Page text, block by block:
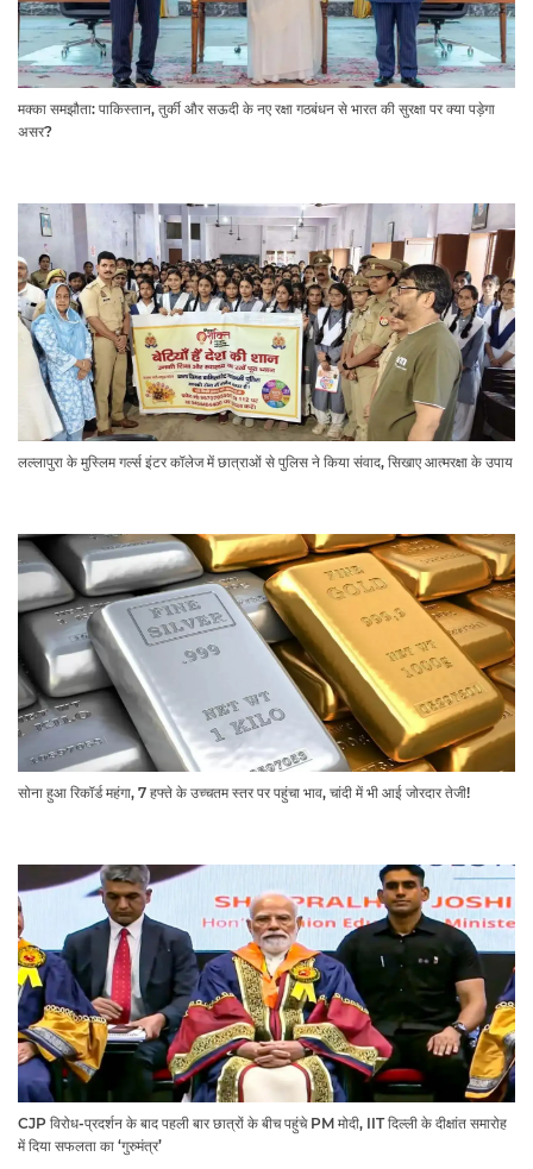
मक्का समझौता: पाकिस्तान, तुर्की और सऊदी के नए रक्षा गठबंधन से भारत की सुरक्षा पर क्या पड़ेगा
असर?
लल्लापुरा के मुस्लिम गर्ल्स इंटर कॉलेज में छात्राओं से पुलिस ने किया संवाद, सिखाए आत्मरक्षा के उपाय
सोना हुआ रिकॉर्ड महंगा, 7 हफ्ते के उच्चतम स्तर पर पहुंचा भाव, चांदी में भी आई जोरदार तेजी!
CJP विरोध-प्रदर्शन के बाद पहली बार छात्रों के बीच पहुंचे PM मोदी, IIT दिल्ली के दीक्षांत समारोह
में दिया सफलता का ‘गुरुमंत्र’